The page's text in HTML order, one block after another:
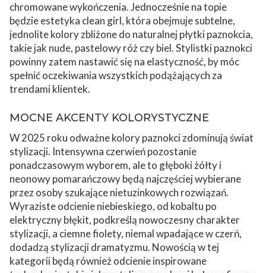
chromowane wykończenia. Jednocześnie na topie
będzie estetyka clean girl, która obejmuje subtelne,
jednolite kolory zbliżone do naturalnej płytki paznokcia,
takie jak nude, pastelowy róż czy biel. Stylistki paznokci
powinny zatem nastawić się na elastyczność, by móc
spełnić oczekiwania wszystkich podążających za
trendami klientek.
MOCNE AKCENTY KOLORYSTYCZNE
W 2025 roku odważne kolory paznokci zdominują świat
stylizacji. Intensywna czerwień pozostanie
ponadczasowym wyborem, ale to głęboki żółty i
neonowy pomarańczowy będą najczęściej wybierane
przez osoby szukające nietuzinkowych rozwiązań.
Wyraziste odcienie niebieskiego, od kobaltu po
elektryczny błękit, podkreślą nowoczesny charakter
stylizacji, a ciemne fiolety, niemal wpadające w czerń,
dodadzą stylizacji dramatyzmu. Nowością w tej
kategorii będą również odcienie inspirowane